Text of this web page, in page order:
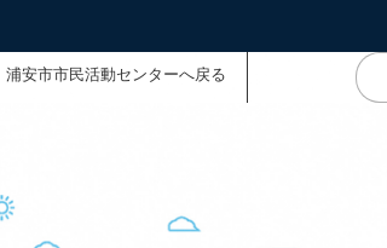
浦安市市民活動センターへ戻る